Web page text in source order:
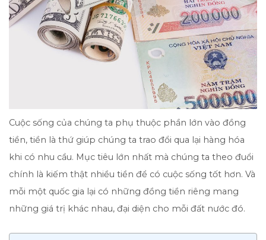
Cuộc sống của chúng ta phụ thuộc phần lớn vào đồng
tiền, tiền là thứ giúp chúng ta trao đổi qua lại hàng hóa
khi có nhu cầu. Mục tiêu lớn nhất mà chúng ta theo đuổi
chính là kiếm thật nhiều tiền để có cuộc sống tốt hơn. Và
mỗi một quốc gia lại có những đồng tiền riêng mang
những giá trị khác nhau, đại diện cho mỗi đất nước đó.